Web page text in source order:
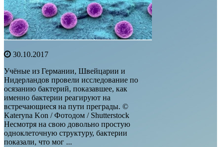
30.10.2017
Учёные из Германии, Швейцарии и
Нидерландов провели исследование по
осязанию бактерий, показавшее, как
именно бактерии реагируют на
встречающиеся на пути преграды. ©
Kateryna Kon / Фотодом / Shutterstock
Несмотря на свою довольно простую
одноклеточную структуру, бактерии
показали, что мог ...